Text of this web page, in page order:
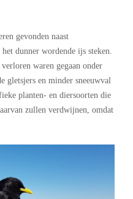
gevonden naast
dunner wordende ijs steken.
waren gegaan onder
gletsjers en minder sneeuwval
planten- en diersoorten die
zullen verdwijnen, omdat